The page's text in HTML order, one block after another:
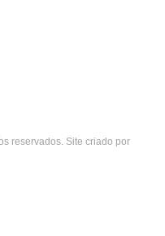
reservados. Site criado por